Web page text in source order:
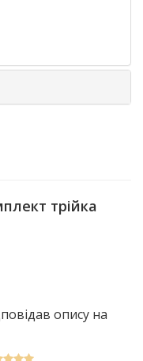
трійка
опису на